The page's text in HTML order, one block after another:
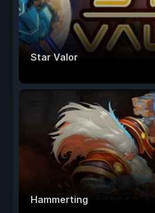
Star Valor
Hammerting